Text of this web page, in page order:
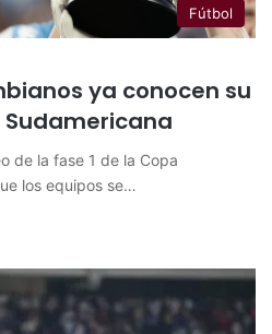
Fútbol
ya conocen su
de la fase 1 de la Copa
los equipos se…